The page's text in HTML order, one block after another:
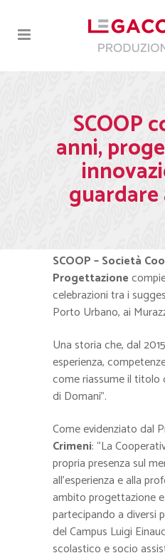
SCOOP
anni,
SCOOP – Società
Progettazione
celebrazioni tra i
Porto Urbano, ai
Una storia che, dal
esperienza,
come riassume il titolo
di Domani”.
Come evidenziato dal
Crimeni: “La
propria presenza sul
all’esperienza e alla
ambito progettazione
partecipando a diversi
del Campus Luigi
scolastico e socio